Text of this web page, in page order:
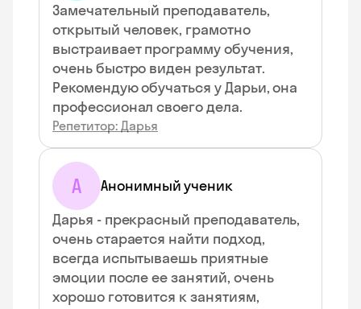
Замечательный преподаватель,
открытый человек, грамотно
выстраивает программу обучения,
очень быстро виден результат.
Рекомендую обучаться у Дарьи, она
профессионал своего дела.
Репетитор: Дарья
А
Анонимный ученик
Дарья - прекрасный преподаватель,
очень старается найти подход,
всегда испытываешь приятные
эмоции после ее занятий, очень
хорошо готовится к занятиям,